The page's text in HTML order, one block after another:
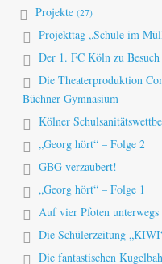
Projekte (27)
Projekttag „Schule im
Der 1. FC Köln zu
Die Theaterproduktion
Büchner-Gymnasium
Kölner
„Georg hört“ – Folge 2
GBG verzaubert!
„Georg hört“ – Folge 1
Auf vier Pfoten unterwegs
Die Schülerzeitung
Die fantastischen